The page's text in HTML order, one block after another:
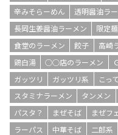
辛みそらーめん
透明醤油ラ
長岡生姜醤油ラーメン
限定麺
食堂のラーメン
餃子 高崎
鶏白湯
○○店のラーメン
ガッツリ
ガッツリ系 こっ
スタミナラーメン
タンメン
パスタ？
まぜそば まぜフ
ラーパス
中華そば 二郎系